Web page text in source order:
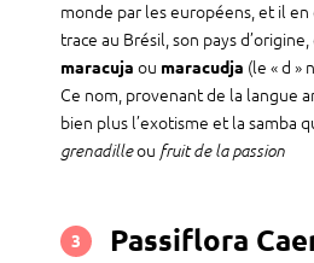
monde par les européens, et il
trace au Brésil, son pays
maracuja ou maracudja (le « d »
Ce nom, provenant de la langue
bien plus l’exotisme et la samba
grenadilleou fruit de la passion
3 Passiflora